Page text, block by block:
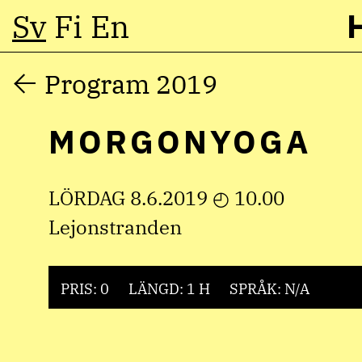
Hoppa
innehåll
Sv Fi En
Program 2019
MORGONYOGA
LÖRDAG 8.6.2019 ◴ 10.00
Lejonstranden
PRIS: 0 LÄNGD: 1 H SPRÅK: N/A